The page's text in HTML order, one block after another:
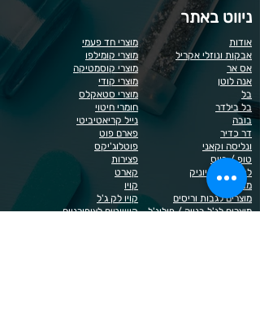
ניווט באתר
מוצרי חד פעמי
מוצרי קומילפו
מוצרי קוסמטיקה
מוצרי קודי
מוצרי סטאקלס
חומרי חיטוי
נייל קריאטיביטי
פארם פוט
פוטלוג'יקס
פצירות
קארט
קויו
קויו לק ג'ל
קישוטים לציפורניים
אודות
אבקות ונוזלי אקריל
אס אר
אנה לוטן
בל
בל בילדר
בובה
דר כדיר
ונליסה וקאני
טופ / בייס
לק רגיל לה יוניק
מבצעים
מוצרים לגבות וריסים
מוצרים לג'ל בנייה / פוליג'ל